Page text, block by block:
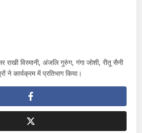
राखी विरमानी, अंजलि गुरुंग, गंगा जोशी, रीतू सैनी
ने कार्यक्रम में प्रतिभाग किया।